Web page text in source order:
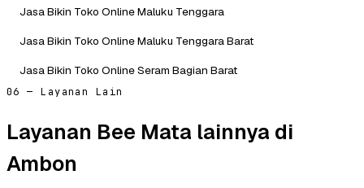
Jasa Bikin Toko Online Maluku Tenggara
Jasa Bikin Toko Online Maluku Tenggara Barat
Jasa Bikin Toko Online Seram Bagian Barat
06 — Layanan Lain
Layanan Bee Mata lainnya di
Ambon